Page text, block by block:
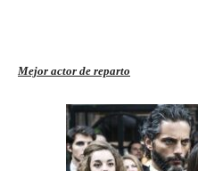
Mejor actor de reparto